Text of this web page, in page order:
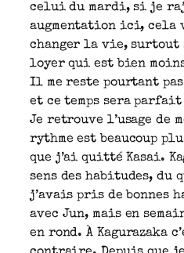
celui du mardi, si je
augmentation ici, cela
changer la vie, surtout
loyer qui est bien moins
Il me reste pourtant
et ce temps sera
Je retrouve l’usage de
rythme est beaucoup
que j’ai quitté Kasai.
sens des habitudes, du
j’avais pris de bonnes
avec Jun, mais en
en rond. À Kagurazaka